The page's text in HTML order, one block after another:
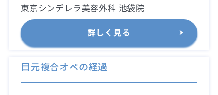
東京シンデレラ美容外科 池袋院
詳しく見る
目元複合オペの経過